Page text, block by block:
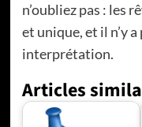
n’oubliez pas : les
et unique, et il n’y
interprétation.
Articles